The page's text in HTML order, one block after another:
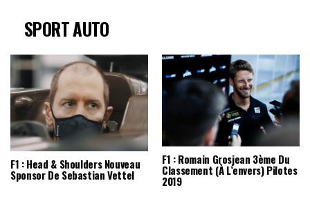
SPORT AUTO
F1 : Head & Shoulders Nouveau
Sponsor De Sebastian Vettel
F1 : Romain Grosjean 3ème Du
Classement (à L’envers) Pilotes
2019